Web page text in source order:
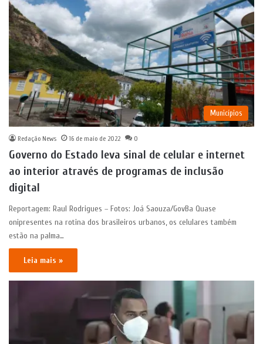
Municípios
Redação News 16 de maio de 2022 0
Governo do Estado leva sinal de celular e internet
ao interior através de programas de inclusão
digital
Reportagem: Raul Rodrigues – Fotos: Joá Saouza/GovBa Quase
onipresentes na rotina dos brasileiros urbanos, os celulares também
estão na palma…
Leia mais »